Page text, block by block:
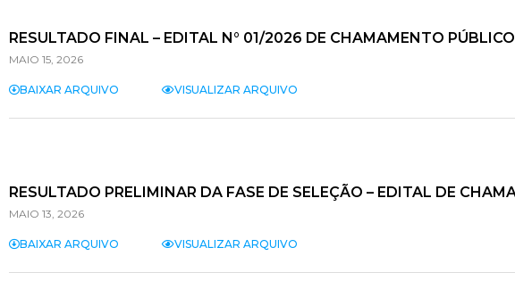
RESULTADO FINAL – EDITAL N° 01/2026 DE CHAMAMENTO
MAIO 15, 2026
BAIXAR ARQUIVO VISUALIZAR ARQUIVO
RESULTADO PRELIMINAR DA FASE DE SELEÇÃO – EDITAL DE
MAIO 13, 2026
BAIXAR ARQUIVO VISUALIZAR ARQUIVO